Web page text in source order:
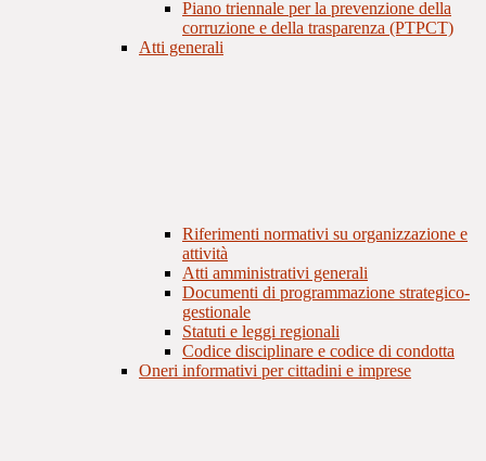
Piano triennale per la prevenzione della
corruzione e della trasparenza (PTPCT)
Atti generali
Riferimenti normativi su organizzazione e
attività
Atti amministrativi generali
Documenti di programmazione strategico-
gestionale
Statuti e leggi regionali
Codice disciplinare e codice di condotta
Oneri informativi per cittadini e imprese